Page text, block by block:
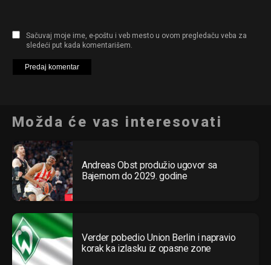
Sačuvaj moje ime, e-poštu i veb mesto u ovom pregledaču veba za
sledeći put kada komentarišem.
Možda će vas interesovati
Andreas Obst produžio ugovor sa
Bajernom do 2029. godine
Verder pobedio Union Berlin i napravio
korak ka izlasku iz opasne zone